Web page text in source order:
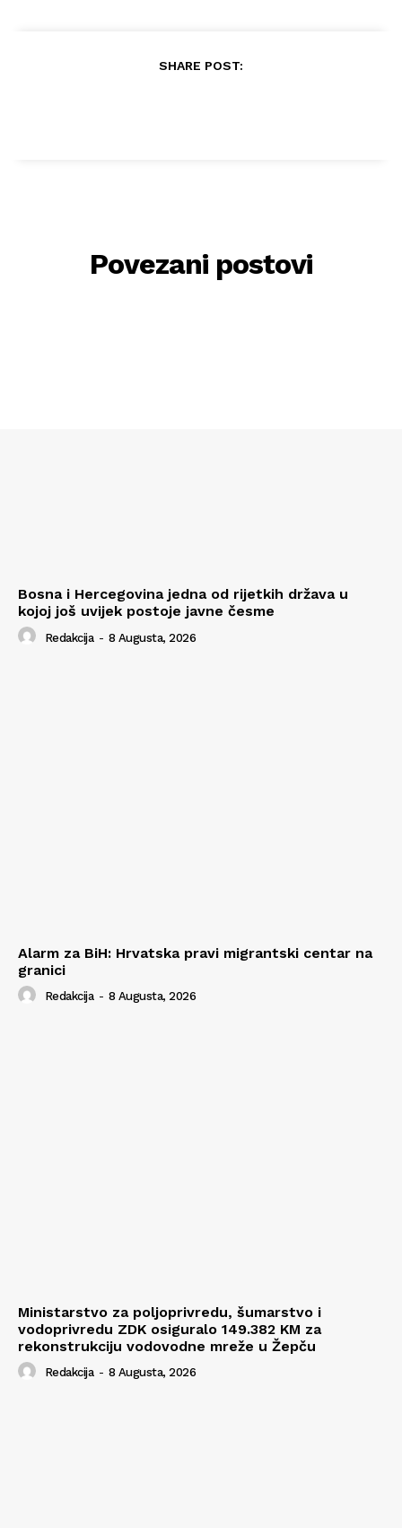
SHARE POST:
Povezani postovi
Bosna i Hercegovina jedna od rijetkih država u
kojoj još uvijek postoje javne česme
Redakcija - 8 Augusta, 2026
Alarm za BiH: Hrvatska pravi migrantski centar na
granici
Redakcija - 8 Augusta, 2026
Ministarstvo za poljoprivredu, šumarstvo i
vodoprivredu ZDK osiguralo 149.382 KM za
rekonstrukciju vodovodne mreže u Žepču
Redakcija - 8 Augusta, 2026